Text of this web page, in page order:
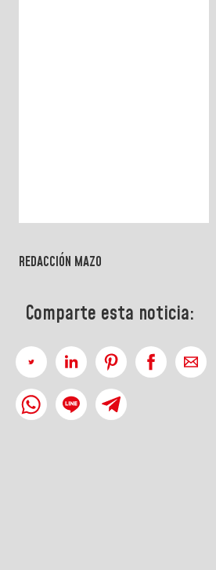
REDACCIÓN MAZO
Comparte esta noticia: